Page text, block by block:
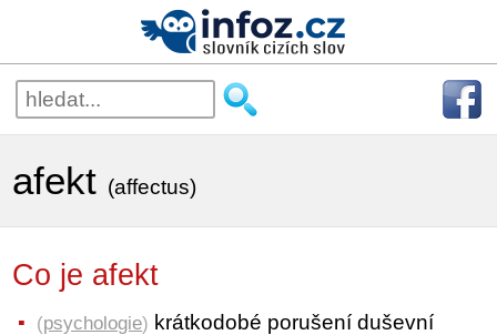
afekt (affectus)
Co je afekt
(psychologie) krátkodobé porušení duševní